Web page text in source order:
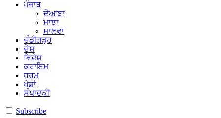
ਪੰਜਾਬ
ਦੋਆਬਾ
ਮਾਝਾ
ਮਾਲਵਾ
ਚੰਡੀਗੜ੍ਹ
ਦੇਸ਼
ਵਿਦੇਸ਼
ਕਰਾਇਮ
ਧਰਮ
ਖੇਡਾਂ
ਸੰਪਾਦਕੀ
Subscribe